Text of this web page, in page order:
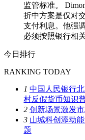
监管标准。
折中方案是仅对
支付利息。他强
必须按照银行相
今日排行
RANKING TODAY
1 中国人民银行
村反假货币知识
2 创新场景激发
3 山城科创添动
题